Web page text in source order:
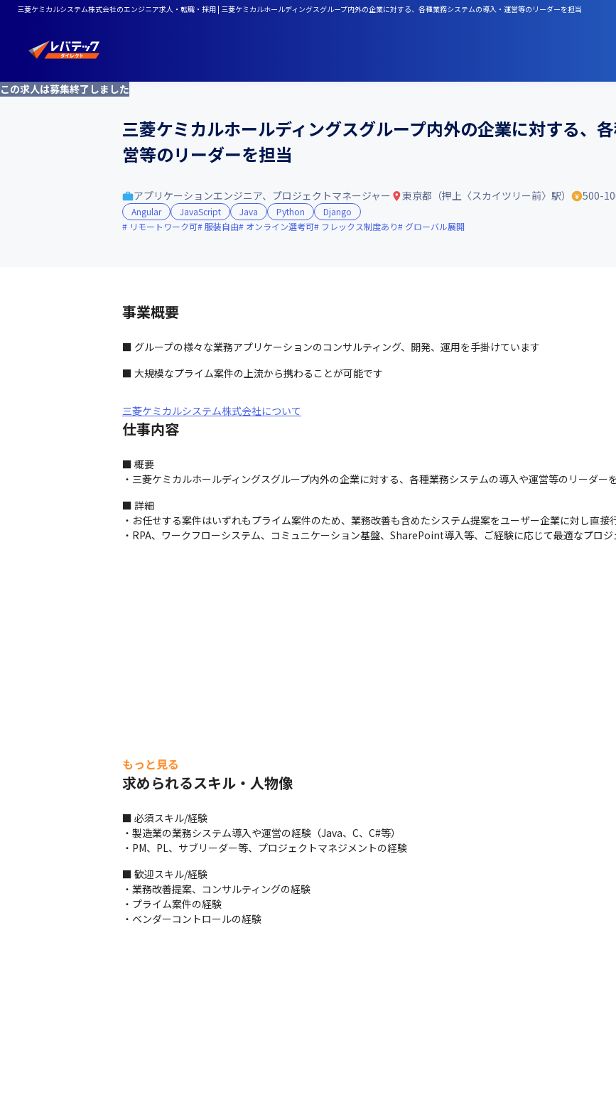
三菱ケミカルシステム株式会社のエンジニア求人・転職・採用 | 三菱ケミカルホールディングスグループ内外の企業に対する、各種業務システムの導入・運営等のリーダーを担当
この求人は募集終了しました
三菱ケミカルホールディングスグループ内外の企業に対する、
営等のリーダーを担当
アプリケーションエンジニア、プロジェクトマネージャー 東京都（押上〈スカイツリー前〉駅） 500-
Angular JavaScript Java Python
Django
リモートワーク可 服装自由 オンライン選考可 フレックス制度あり グローバル展開
事業概要
■ グループの様々な業務アプリケーションのコンサルティング、開発、運用を手掛けています
■ 大規模なプライム案件の上流から携わることが可能です
三菱ケミカルシステム株式会社について
仕事内容
■ 概要
・三菱ケミカルホールディングスグループ内外の企業に対する、各種業務システムの導入や運営等のリーダー
■ 詳細
・お任せする案件はいずれもプライム案件のため、業務改善も含めたシステム提案をユーザー企業に対し直接
・RPA、ワークフローシステム、コミュニケーション基盤、SharePoint導入等、ご経験に応じて最適なプロ
もっと見る
求められるスキル・人物像
■ 必須スキル/経験
・製造業の業務システム導入や運営の経験（Java、C、C#等）
・PM、PL、サブリーダー等、プロジェクトマネジメントの経験
■ 歓迎スキル/経験
・業務改善提案、コンサルティングの経験
・プライム案件の経験
・ベンダーコントロールの経験